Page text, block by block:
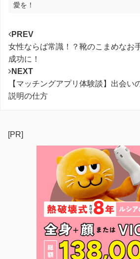
愛を！
PREV
女性ならば常識！？靴のこまめなお
成功に！
NEXT
【マッチングアプリ体験談】出会い
説明の仕方
[PR]